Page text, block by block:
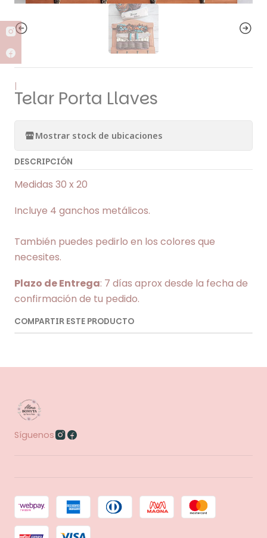
|
Telar Porta Llaves
Mostrar stock de ubicaciones
DESCRIPCIÓN
Medidas 30 x 20
Incluye 4 ganchos metálicos.
También puedes pedirlo en los colores que
necesites.
Plazo de Entrega: 7 días aprox desde la fecha de
confirmación de tu pedido.
COMPARTIR ESTE PRODUCTO
Síguenos